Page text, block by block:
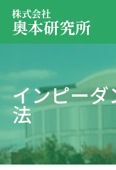
株式会社
奥本研究所
会社・決算情報
代表紹介
お問い合わせ
インピーダ
法